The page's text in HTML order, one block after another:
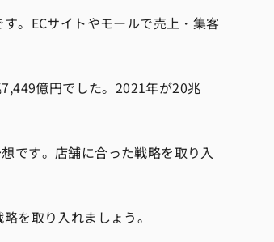
。ECサイトやモールで売上・集客
億円でした。2021年が20兆
です。店舗に合った戦略を取り入
を取り入れましょう。